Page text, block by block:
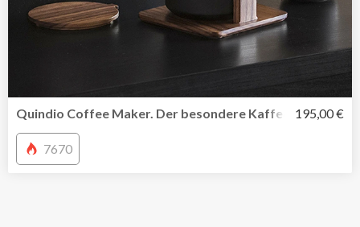
Quindio Coffee Maker. Der besondere Kaffeebrüher
195,00 €
7670